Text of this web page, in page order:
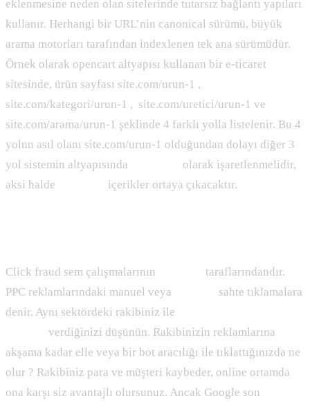
eklenmesine neden olan sitelerinde tutarsız bağlantı yapıları
kullanır. Herhangi bir URL’nin canonical sürümü, büyük
arama motorları tarafından indexlenen tek ana sürümüdür.
Örnek olarak opencart altyapısı kullanan bir e-ticaret
sitesinde, ürün sayfası site.com/urun-1 ,
site.com/kategori/urun-1 , site.com/uretici/urun-1 ve
site.com/arama/urun-1 şeklinde 4 farklı yolla listelenir. Bu 4
yolun asıl olanı site.com/urun-1 olduğundan dolayı diğer 3
yol sistemin altyapısında
olarak işaretlenmelidir,
aksi halde
içerikler ortaya çıkacaktır.
Click fraud sem çalışmalarının
taraflarındandır.
PPC reklamlarındaki manuel veya
sahte tıklamalara
denir. Aynı sektördeki rakibiniz ile
verdiğinizi düşünün. Rakibinizin reklamlarına
akşama kadar elle veya bir bot aracılığı ile tıklattığınızda ne
olur ? Rakibiniz para ve müşteri kaybeder, online ortamda
ona karşı siz avantajlı olursunuz. Ancak Google son